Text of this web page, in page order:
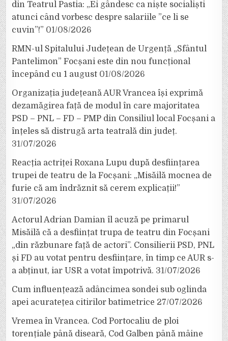
din Teatrul Pastia: „Ei gândesc ca niște socialiști
atunci când vorbesc despre salariile ”ce li se
cuvin”!” 01/08/2026
RMN-ul Spitalului Județean de Urgență „Sfântul
Pantelimon” Focșani este din nou funcțional
începând cu 1 august 01/08/2026
Organizația județeană AUR Vrancea își exprimă
dezamăgirea față de modul în care majoritatea
PSD – PNL – FD – PMP din Consiliul local Focșani a
înțeles să distrugă arta teatrală din județ.
31/07/2026
Reacția actriței Roxana Lupu după desființarea
trupei de teatru de la Focșani: „Misăilă mocnea de
furie că am îndrăznit să cerem explicații!”
31/07/2026
Actorul Adrian Damian îl acuză pe primarul
Misăilă că a desființat trupa de teatru din Focșani
„din răzbunare față de actori”. Consilierii PSD, PNL
și FD au votat pentru desființare, în timp ce AUR s-
a abținut, iar USR a votat împotrivă. 31/07/2026
Cum influențează adâncimea sondei sub oglinda
apei acuratețea citirilor batimetrice 27/07/2026
Vremea în Vrancea. Cod Portocaliu de ploi
torențiale până diseară, Cod Galben până mâine